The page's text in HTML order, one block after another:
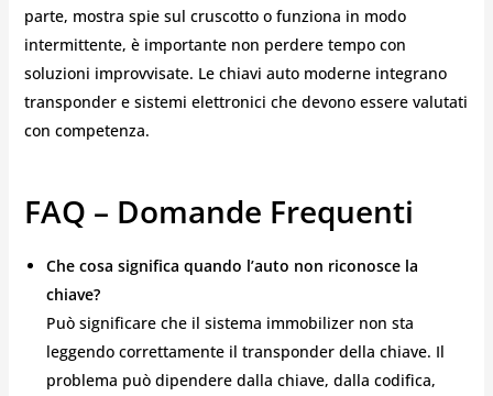
parte, mostra spie sul cruscotto o funziona in modo
intermittente, è importante non perdere tempo con
soluzioni improvvisate. Le chiavi auto moderne integrano
transponder e sistemi elettronici che devono essere valutati
con competenza.
FAQ – Domande Frequenti
Che cosa significa quando l’auto non riconosce la
chiave?
Può significare che il sistema immobilizer non sta
leggendo correttamente il transponder della chiave. Il
problema può dipendere dalla chiave, dalla codifica,